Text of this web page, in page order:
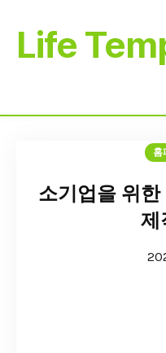
Life
홈
소기업을 위한
제